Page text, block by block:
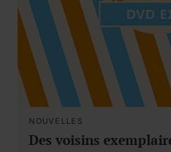
NOUVELLES
Des voisins